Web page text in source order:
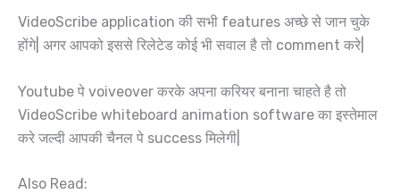
VideoScribe application की सभी features अच्छे से जान चुके
होंगे| अगर आपको इससे रिलेटेड कोई भी सवाल है तो comment करे|
Youtube पे voiveover करके अपना करियर बनाना चाहते है तो
VideoScribe whiteboard animation software का इस्तेमाल
करे जल्दी आपकी चैनल पे success मिलेगी|
Also Read: